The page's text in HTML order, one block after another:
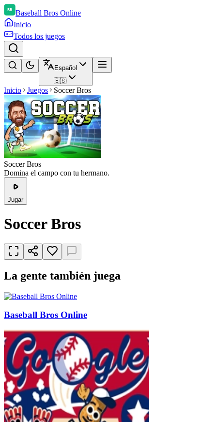
Baseball Bros Online
Inicio
Todos los juegos
Español
🇪🇸
Inicio Juegos Soccer Bros
Soccer Bros
Domina el campo con tu hermano.
Jugar
Soccer Bros
La gente también juega
Baseball Bros Online